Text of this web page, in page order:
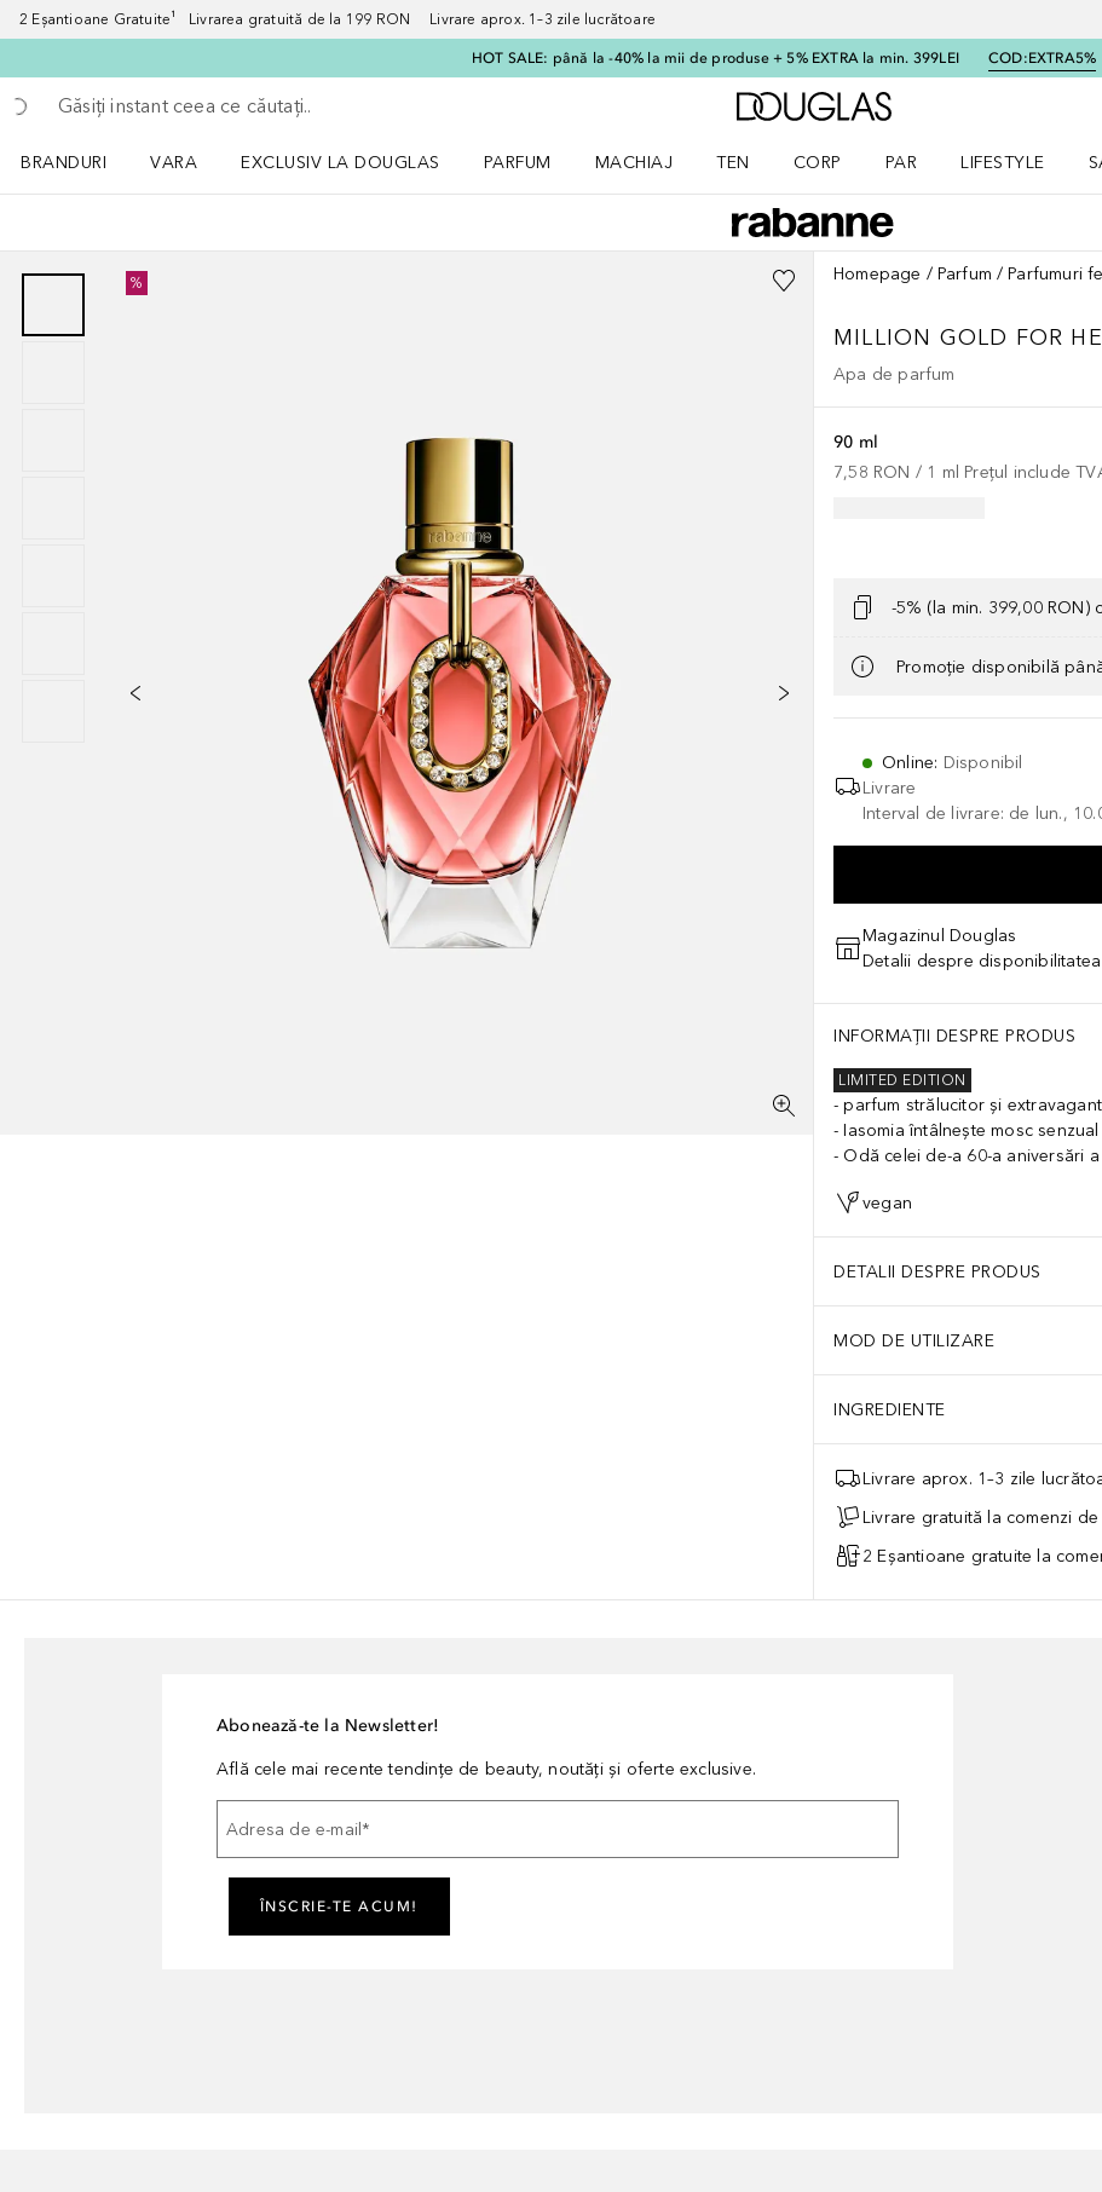
2 Eșantioane Gratuite¹ Livrarea gratuită de la 199 RON Livrare aprox. 1–3 zile lucrătoare
HOT SALE: până la -40% la mii de produse + 5% EXTRA la min. 399LEI COD:EXTRA5%
Înapoi
Executați căutarea
Către pagina principală
BRANDURI
VARA
EXCLUSIV LA DOUGLAS
PARFUM
MACHIAJ
TEN
CORP
PAR
LIFESTYLE
% Homepage Parfum Parfumuri
MILLION GOLD FOR
Apa de parfum
90 ml
7,58 RON / 1 ml Prețul include
-5% (la min. 399,00 RON)
Promoție disponibilă
Online: Disponibil
Livrare
Interval de livrare: de lun.,
Magazinul Douglas
Detalii despre
INFORMAȚII DESPRE PRODUS
LIMITED EDITION
parfum strălucitor și extravagant
Iasomia întâlnește mosc senzual
Odă celei de-a 60-a aniversări
vegan
DETALII DESPRE PRODUS
MOD DE UTILIZARE
INGREDIENTE
Livrare aprox. 1–3 zile
Livrare gratuită la comenzi de
2 Eșantioane gratuite la
Abonează-te la Newsletter!
Află cele mai recente tendințe de beauty, noutăți și oferte exclusive.
Adresa de e-mail *
ÎNSCRIE-TE ACUM!